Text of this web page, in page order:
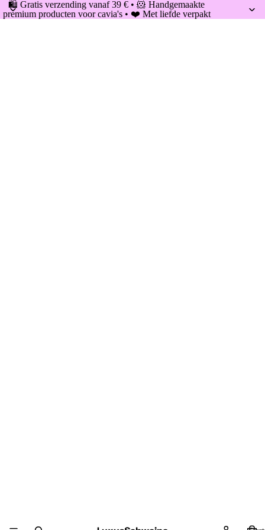
🛍️ Gratis verzending vanaf 39 € • 🐹 Handgemaakte
premium producten voor cavia's • ❤️ Met liefde verpakt